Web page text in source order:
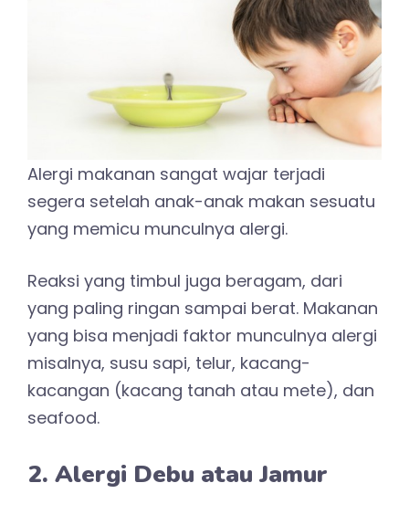
Alergi makanan sangat wajar terjadi
segera setelah anak-anak makan sesuatu
yang memicu munculnya alergi.
Reaksi yang timbul juga beragam, dari
yang paling ringan sampai berat. Makanan
yang bisa menjadi faktor munculnya alergi
misalnya, susu sapi, telur, kacang-
kacangan (kacang tanah atau mete), dan
seafood.
2. Alergi Debu atau Jamur